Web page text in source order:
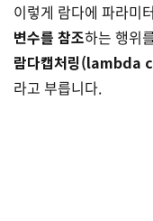
이렇게 람다에 파라미
변수를 참조하는 행위
람다캡처링
라고 부릅니다.